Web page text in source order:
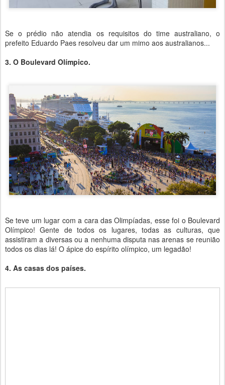
Se o prédio não atendia os requisitos do time australiano, o
prefeito Eduardo Paes resolveu dar um mimo aos australianos...
3. O Boulevard Olímpico.
Se teve um lugar com a cara das Olimpíadas, esse foi o Boulevard
Olímpico! Gente de todos os lugares, todas as culturas, que
assistiram a diversas ou a nenhuma disputa nas arenas se reunião
todos os dias lá! O ápice do espírito olímpico, um legadão!
4. As casas dos países.